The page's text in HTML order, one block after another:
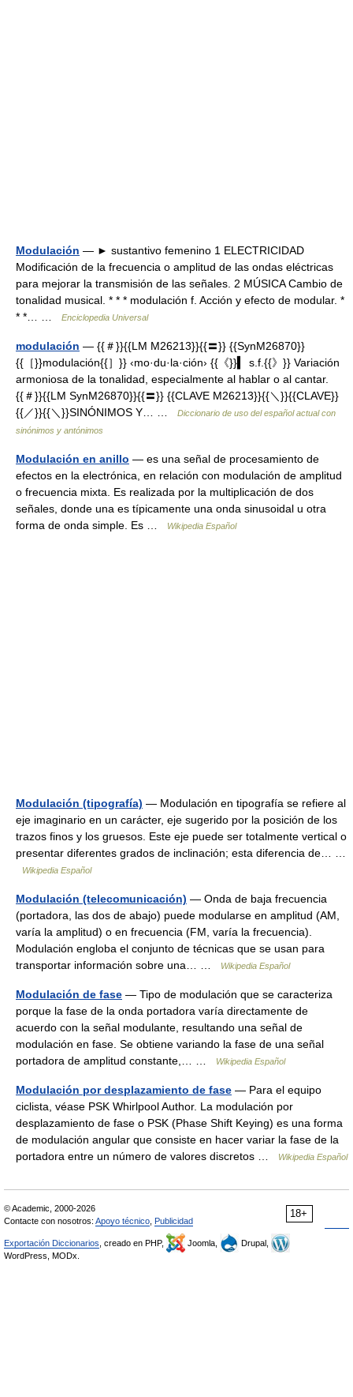
Modulación — ► sustantivo femenino 1 ELECTRICIDAD
Modificación de la frecuencia o amplitud de las ondas eléctricas
para mejorar la transmisión de las señales. 2 MÚSICA Cambio de
tonalidad musical. * * * modulación f. Acción y efecto de modular. *
* *… …
Enciclopedia Universal
modulación — {{＃}}{{LM M26213}}{{〓}} {{SynM26870}}
{{［}}modulación{{］}} ‹mo·du·la·ción› {{《}}▍ s.f.{{》}} Variación
armoniosa de la tonalidad, especialmente al hablar o al cantar.
{{＃}}{{LM SynM26870}}{{〓}} {{CLAVE M26213}}{{＼}}{{CLAVE}}
{{／}}{{＼}}SINÓNIMOS Y… …
Diccionario de uso del español actual con
sinónimos y antónimos
Modulación en anillo — es una señal de procesamiento de
efectos en la electrónica, en relación con modulación de amplitud
o frecuencia mixta. Es realizada por la multiplicación de dos
señales, donde una es típicamente una onda sinusoidal u otra
forma de onda simple. Es …
Wikipedia Español
Modulación (tipografía) — Modulación en tipografía se refiere al
eje imaginario en un carácter, eje sugerido por la posición de los
trazos finos y los gruesos. Este eje puede ser totalmente vertical o
presentar diferentes grados de inclinación; esta diferencia de… …
Wikipedia Español
Modulación (telecomunicación) — Onda de baja frecuencia
(portadora, las dos de abajo) puede modularse en amplitud (AM,
varía la amplitud) o en frecuencia (FM, varía la frecuencia).
Modulación engloba el conjunto de técnicas que se usan para
transportar información sobre una… …
Wikipedia Español
Modulación de fase — Tipo de modulación que se caracteriza
porque la fase de la onda portadora varía directamente de
acuerdo con la señal modulante, resultando una señal de
modulación en fase. Se obtiene variando la fase de una señal
portadora de amplitud constante,… …
Wikipedia Español
Modulación por desplazamiento de fase — Para el equipo
ciclista, véase PSK Whirlpool Author. La modulación por
desplazamiento de fase o PSK (Phase Shift Keying) es una forma
de modulación angular que consiste en hacer variar la fase de la
portadora entre un número de valores discretos …
Wikipedia Español
18+
© Academic, 2000-2026
Contacte con nosotros: Apoyo técnico Publicidad
Exportación Diccionarios , creado en PHP, Joomla,
Drupal,
WordPress, MODx.